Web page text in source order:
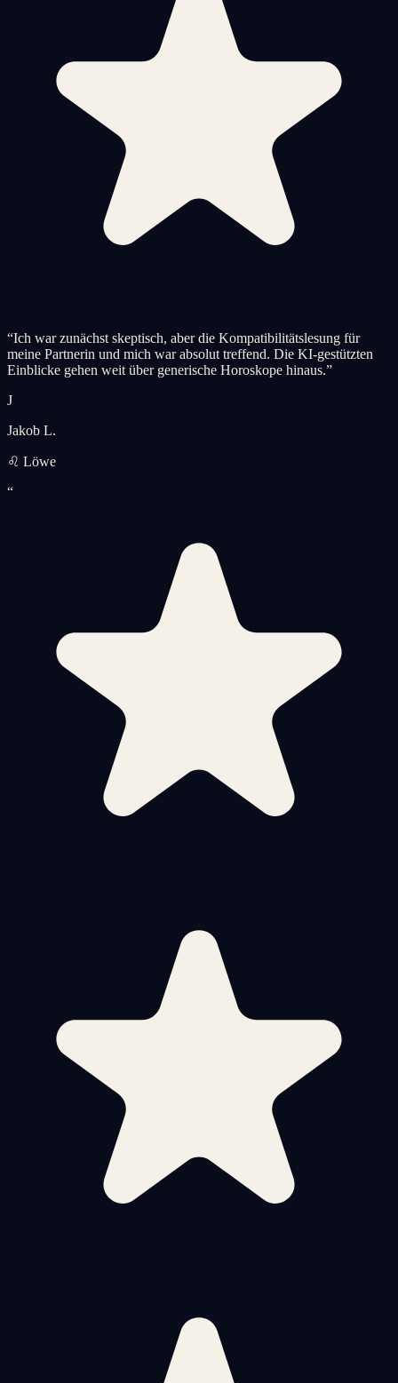
“Ich war zunächst skeptisch, aber die Kompatibilitätslesung für
meine Partnerin und mich war absolut treffend. Die KI-gestützten
Einblicke gehen weit über generische Horoskope hinaus.”
J
Jakob L.
♌ Löwe
“